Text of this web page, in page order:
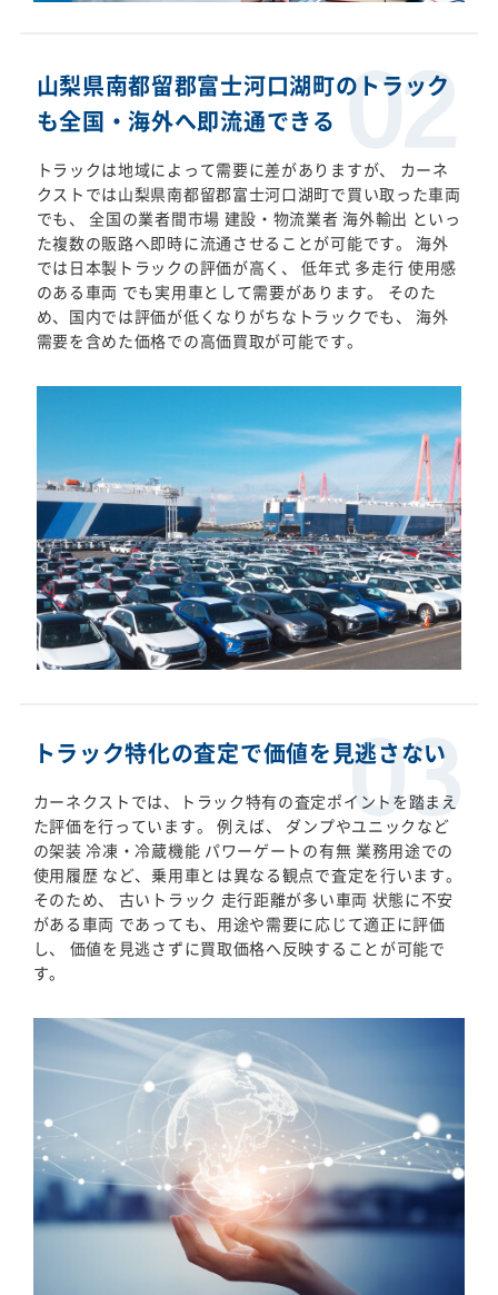
山梨県南都留郡富士河口湖町のトラック
も全国・海外へ即流通できる
トラックは地域によって需要に差がありますが、 カーネ
クストでは山梨県南都留郡富士河口湖町で買い取った車両
でも、 全国の業者間市場 建設・物流業者 海外輸出 といっ
た複数の販路へ即時に流通させることが可能です。 海外
では日本製トラックの評価が高く、 低年式 多走行 使用感
のある車両 でも実用車として需要があります。 そのた
め、国内では評価が低くなりがちなトラックでも、 海外
需要を含めた価格での高価買取が可能です。
トラック特化の査定で価値を見逃さない
カーネクストでは、トラック特有の査定ポイントを踏まえ
た評価を行っています。 例えば、 ダンプやユニックなど
の架装 冷凍・冷蔵機能 パワーゲートの有無 業務用途での
使用履歴 など、乗用車とは異なる観点で査定を行います。
そのため、 古いトラック 走行距離が多い車両 状態に不安
がある車両 であっても、用途や需要に応じて適正に評価
し、 価値を見逃さずに買取価格へ反映することが可能で
す。